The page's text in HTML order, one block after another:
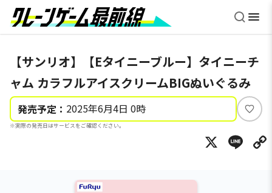
【サンリオ】【Eタイニーブルー】タイニーチ
ャム カラフルアイスクリームBIGぬいぐるみ
発売予定： 2025年6月4日 0時
※実際の発売日はサービスをご確認ください。
い
ね
X